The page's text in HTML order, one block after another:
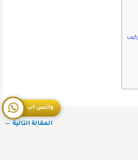
المقالة التالية ←
واتس آب